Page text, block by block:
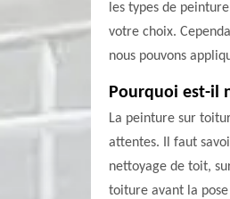
les types de
votre choix.
nous pouvons
Pourquoi est-il
La peinture sur
attentes. Il faut
nettoyage de toit,
toiture avant la